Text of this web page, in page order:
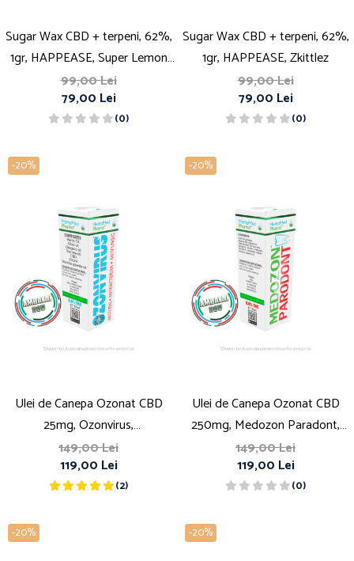
Sugar Wax CBD + terpeni, 62%,
1gr, HAPPEASE, Super Lemon
Haze
99,00 Lei
79,00 Lei
(0)
Sugar Wax CBD + terpeni, 62%,
1gr, HAPPEASE, Zkittlez
99,00 Lei
79,00 Lei
(0)
-20%
Ulei de Canepa Ozonat CBD
25mg, Ozonvirus,
HempMedPharma, 10ml
149,00 Lei
119,00 Lei
(2)
-20%
Ulei de Canepa Ozonat CBD
250mg, Medozon Paradont,
HempMedPharma, 10ml
149,00 Lei
119,00 Lei
(0)
-20% -20%